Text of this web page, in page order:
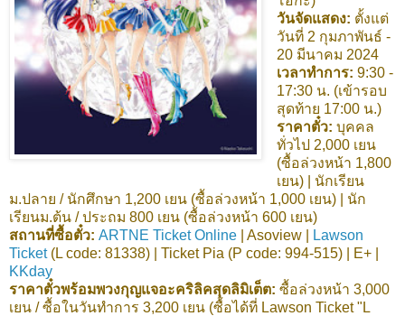
วันจัดแสดง: ตั้งแต่
วันที่ 2 กุมภาพันธ์ -
20 มีนาคม 2024
เวลาทำการ: 9:30 -
17:30 น. (เข้ารอบ
สุดท้าย 17:00 น.)
ราคาตั๋ว: บุคคล
ทั่วไป 2,000 เยน
(ซื้อล่วงหน้า 1,800
เยน) | นักเรียน
ม.ปลาย / นักศึกษา 1,200 เยน (ซื้อล่วงหน้า 1,000 เยน) | นัก
เรียนม.ต้น / ประถม 800 เยน (ซื้อล่วงหน้า 600 เยน)
สถานที่ซื้อตั๋ว: ARTNE Ticket Online | Asoview |
Lawson
Ticket(L code: 81338) | Ticket Pia (P code: 994-515) | E+ |
KKday
ราคาตั๋วพร้อมพวงกุญแจอะคริลิคสุดลิมิเต็ต: ซื้อล่วงหน้า 3,000
เยน / ซื้อในวันทำการ 3,200 เยน (ซื้อได้ที่ Lawson Ticket "L